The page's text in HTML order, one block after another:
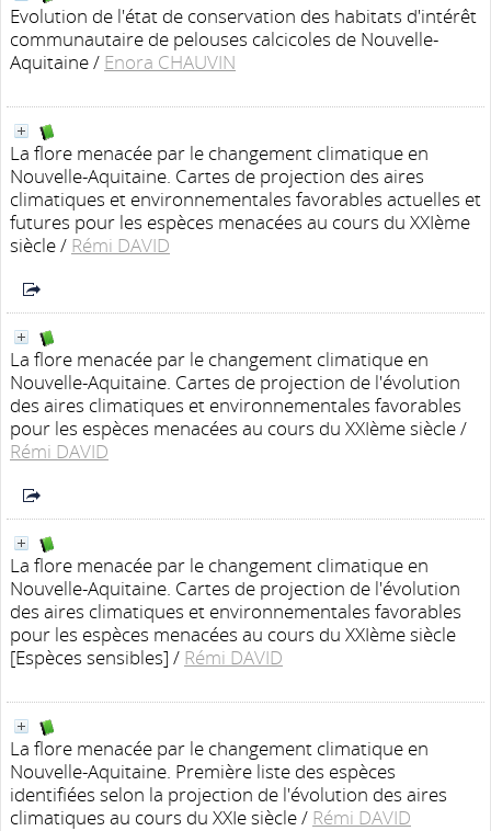
Evolution de l'état de conservation des habitats d'intérêt
communautaire de pelouses calcicoles de Nouvelle-
Aquitaine/ Enora CHAUVIN
La flore menacée par le changement climatique en
Nouvelle-Aquitaine. Cartes de projection des aires
climatiques et environnementales favorables actuelles et
futures pour les espèces menacées au cours du XXIème
siècle/ Rémi DAVID
La flore menacée par le changement climatique en
Nouvelle-Aquitaine. Cartes de projection de l'évolution
des aires climatiques et environnementales favorables
pour les espèces menacées au cours du XXIème siècle/
Rémi DAVID
La flore menacée par le changement climatique en
Nouvelle-Aquitaine. Cartes de projection de l'évolution
des aires climatiques et environnementales favorables
pour les espèces menacées au cours du XXIème siècle
[Espèces sensibles] / Rémi DAVID
La flore menacée par le changement climatique en
Nouvelle-Aquitaine. Première liste des espèces
identifiées selon la projection de l'évolution des aires
climatiques au cours du XXIe siècle/ Rémi DAVID